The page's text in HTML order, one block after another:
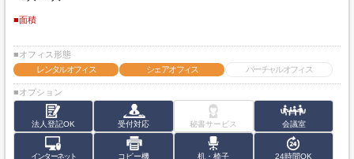
■面積
■オフィス形態
レンタルオフィス
シェアオフィス バーチャルオフィス
■オプション
法人登記OK 受付対応 秘書サービス 会議室
インターネット コピー機 机・椅子 24時間OK